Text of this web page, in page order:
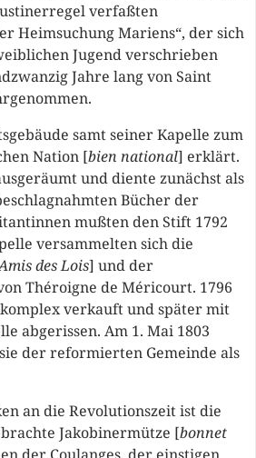
verfaßten
Heimsuchung Mariens“, der sich
Jugend verschrieben
Jahre lang von Saint
samt seiner Kapelle zum
Nation [bien national] erklärt.
und diente zunächst als
Bücher der
mußten den Stift 1792
versammelten sich die
des Lois] und der
Théroigne de Méricourt. 1796
verkauft und später mit
abgerissen. Am 1. Mai 1803
der reformierten Gemeinde als
an die Revolutionszeit ist die
Jakobinermütze [bonnet